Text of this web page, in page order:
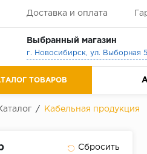
Доставка и оплата
Выбранный магазин
ТОВАРОВ
/ Кабельная продукция